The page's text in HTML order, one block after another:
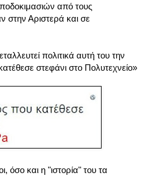
από τους
στην Αριστερά και σε
πολιτικά αυτή του την
στεφάνι στο Πολυτεχνείο»
όσο και η "ιστορία" του τα